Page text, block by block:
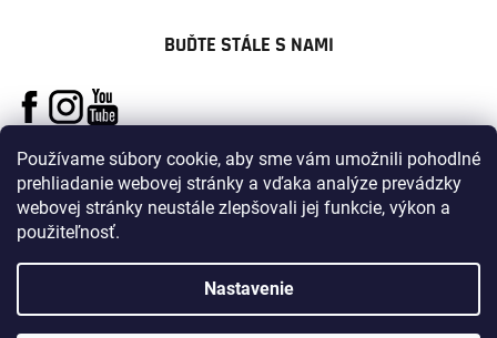
Používame súbory cookie, aby sme vám umožnili pohodlné
prehliadanie webovej stránky a vďaka analýze prevádzky
webovej stránky neustále zlepšovali jej funkcie, výkon a
použiteľnosť.
Nastavenie
BUĎTE STÁLE S NAMI
Vytvoril Shoptet